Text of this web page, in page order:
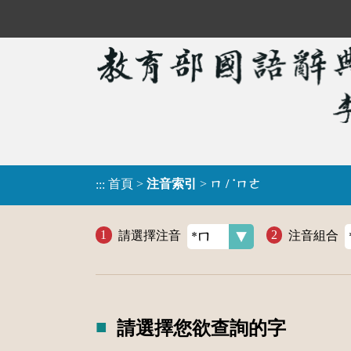
::: 首頁 > 注音索引 > ㄇ / ˙ㄇㄜ
請選擇注音 注音組合
請選擇您欲查詢的字